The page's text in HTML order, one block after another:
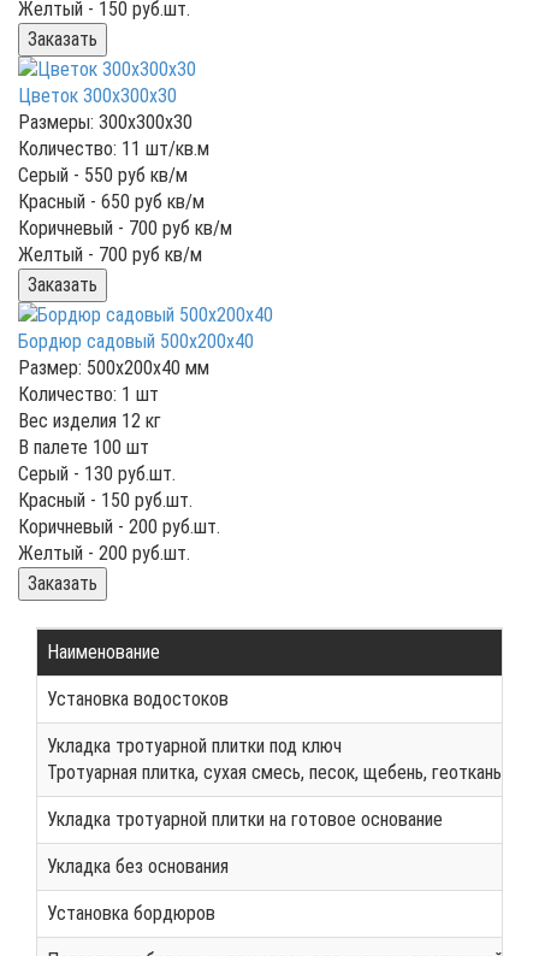
Желтый - 150 руб.шт.
Заказать
Цветок 300x300x30
Размеры: 300x300x30
Количество: 11 шт/кв.м
Серый - 550 руб кв/м
Красный - 650 руб кв/м
Коричневый - 700 руб кв/м
Желтый - 700 руб кв/м
Заказать
Бордюр садовый 500х200х40
Размер: 500х200х40 мм
Количество: 1 шт
Вес изделия 12 кг
В палете 100 шт
Серый - 130 руб.шт.
Красный - 150 руб.шт.
Коричневый - 200 руб.шт.
Желтый - 200 руб.шт.
Заказать
Наименование
Установка водостоков
Укладка тротуарной плитки под ключ
Тротуарная плитка, сухая смесь, песок, щебень, геоткань,
Укладка тротуарной плитки на готовое основание
Укладка без основания
Установка бордюров